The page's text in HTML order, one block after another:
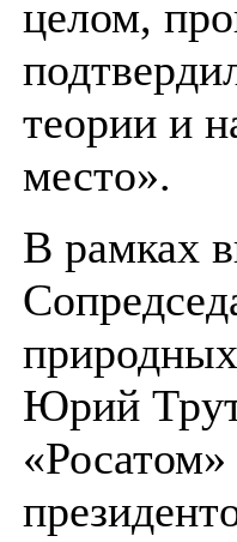
целом,
теории и
место».
В рамках
Юрий